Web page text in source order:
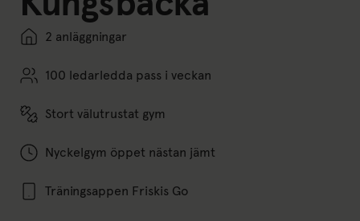
2 anläggningar
100 ledarledda pass i veckan
Stort välutrustat gym
Nyckelgym öppet nästan jämt
Träningsappen Friskis Go